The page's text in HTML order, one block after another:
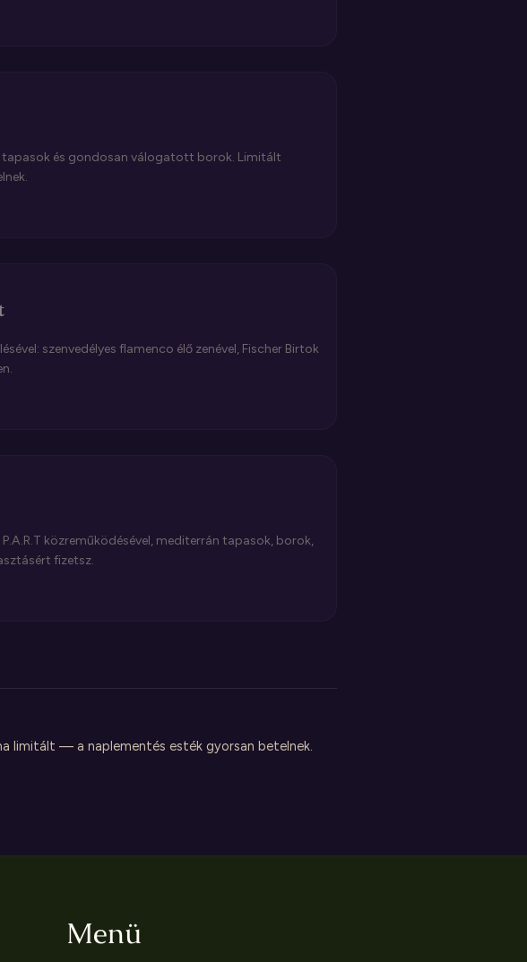
tapasok és gondosan válogatott borok. Limitált
szenvedélyes flamenco élő zenével, Fischer Birtok
közreműködésével, mediterrán tapasok, borok,
fizetsz.
limitált — a naplementés esték gyorsan betelnek.
Menü